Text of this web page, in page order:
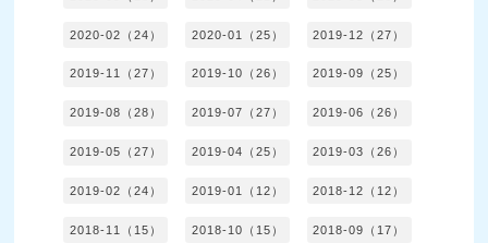
2020-02（24） 2020-01（25） 2019-12（27）
2019-11（27） 2019-10（26） 2019-09（25）
2019-08（28） 2019-07（27） 2019-06（26）
2019-05（27） 2019-04（25） 2019-03（26）
2019-02（24） 2019-01（12） 2018-12（12）
2018-11（15） 2018-10（15） 2018-09（17）